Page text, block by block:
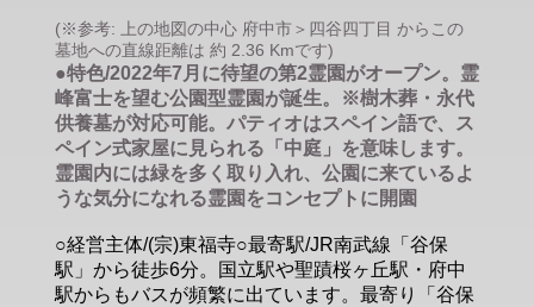
(※参考: 上の地図の中心 府中市＞四谷四丁目 からこの
墓地への直線距離は 約 2.36 Kmです)
●特色/2022年7月に待望の第2霊園がオープン。霊
峰富士を望む公園型霊園が誕生。※樹木葬・永代
供養墓が対応可能。パティオはスペイン語で、ス
ペイン式家屋に見られる「中庭」を意味します。
霊園内には緑を多く取り入れ、公園に来ているよ
うな気分になれる霊園をコンセプトに開園
○経営主体/(宗)東福寺○最寄駅/JR南武線「谷保
駅」から徒歩6分。国立駅や聖蹟桜ヶ丘駅・府中
駅からもバスが頻繁に出ています。最寄り「谷保